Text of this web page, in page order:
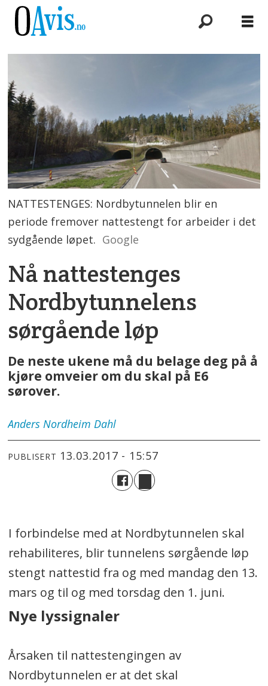
NATTESTENGES: Nordbytunnelen blir en
periode fremover nattestengt for arbeider i det
sydgående løpet. Google
Nå nattestenges
Nordbytunnelens
sørgående løp
De neste ukene må du belage deg på å
kjøre omveier om du skal på E6
sørover.
Anders Nordheim Dahl
PUBLISERT 13.03.2017 - 15:57
I forbindelse med at Nordbytunnelen skal
rehabiliteres, blir tunnelens sørgående løp
stengt nattestid fra og med mandag den 13.
mars og til og med torsdag den 1. juni.
Nye lyssignaler
Årsaken til nattestengingen av
Nordbytunnelen er at det skal